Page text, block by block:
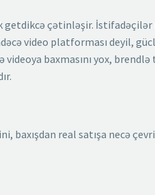
çətinləşir.
video platforması deyil,
baxmasını yox, brendlə
baxışdan real satışa necə